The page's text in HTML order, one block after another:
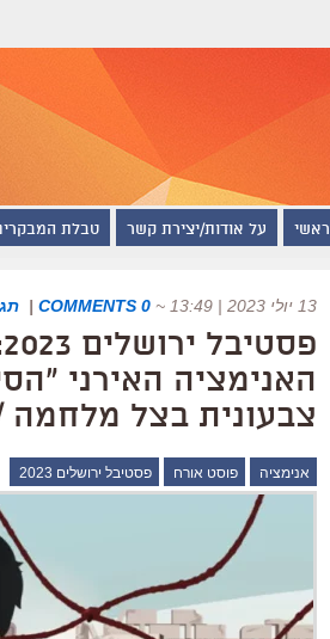
ראשי על אודות/יצירת קשר טבלת
13 יולי 2023 | 13:49 ~
0 COMMENTS
|
האנימציה האירני
צבעונית בצל מלחמה
אנימציה פוסט אורח פסטיבל ירושלים 2023